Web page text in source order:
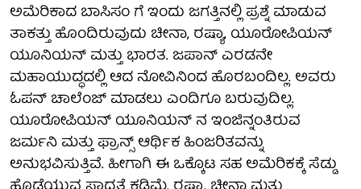
ಅಮೆರಿಕಾದ ಬಾಸಿಸಂ ಗೆ ಇಂದು ಜಗತ್ತಿನಲ್ಲಿ ಪ್ರಶ್ನೆ ಮಾಡುವ
ತಾಕತ್ತು ಹೊಂದಿರುವುದು ಚೀನಾ, ರಷ್ಯಾ, ಯೂರೋಪಿಯನ್
ಯೂನಿಯನ್ ಮತ್ತು ಭಾರತ. ಜಪಾನ್ ಎರಡನೇ
ಮಹಾಯುದ್ಧದಲ್ಲಿ ಆದ ನೋವಿನಿಂದ ಹೊರಬಂದಿಲ್ಲ. ಅವರು
ಓಪನ್ ಚಾಲೆಂಜ್ ಮಾಡಲು ಎಂದಿಗೂ ಬರುವುದಿಲ್ಲ.
ಯೂರೋಪಿಯನ್ ಯೂನಿಯನ್ ನ ಇಂಜಿನ್ನಂತಿರುವ
ಜರ್ಮನಿ ಮತ್ತು ಫ್ರಾನ್ಸ್ ಆರ್ಥಿಕ ಹಿಂಜರಿತವನ್ನು
ಅನುಭವಿಸುತ್ತಿವೆ. ಹೀಗಾಗಿ ಈ ಒಕ್ಕೊಟ ಸಹ ಅಮೆರಿಕಕ್ಕೆ ಸೆಡ್ಡು